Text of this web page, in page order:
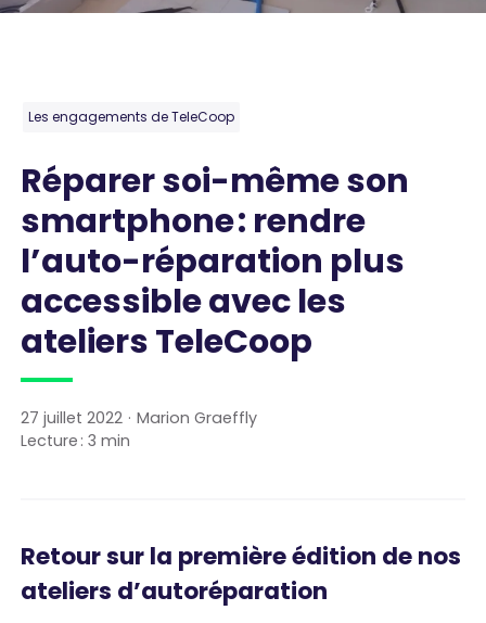
Réparer soi-même son
smartphone : rendre
l’auto-réparation plus
accessible avec les
ateliers TeleCoop
Les engagements de TeleCoop
27 juillet 2022 · Marion Graeffly
Lecture :3min
Retour sur la première édition de nos
ateliers d’autoréparation